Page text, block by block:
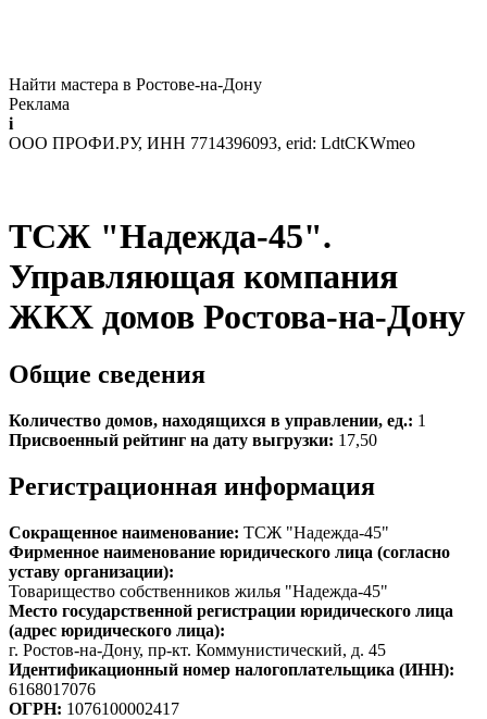
Найти мастера в Ростове-на-Дону
Реклама
i
ООО ПРОФИ.РУ, ИНН 7714396093, erid: LdtCKWmeo
ТСЖ "Надежда-45".
Управляющая компания
ЖКХ домов Ростова-на-Дону
Общие сведения
Количество домов, находящихся в управлении, ед.: 1
Присвоенный рейтинг на дату выгрузки: 17,50
Регистрационная информация
Сокращенное наименование: ТСЖ "Надежда-45"
Фирменное наименование юридического лица (согласно
уставу организации):
Товарищество собственников жилья "Надежда-45"
Место государственной регистрации юридического лица
(адрес юридического лица):
г. Ростов-на-Дону, пр-кт. Коммунистический, д. 45
Идентификационный номер налогоплательщика (ИНН):
6168017076
ОГРН: 1076100002417